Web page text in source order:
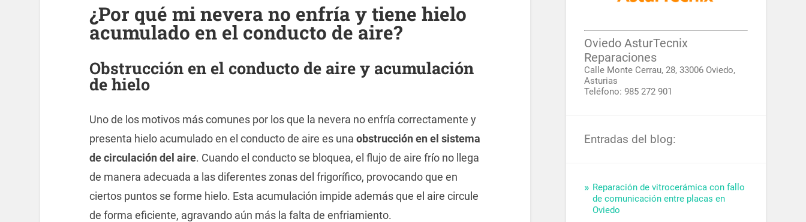
¿Por qué mi nevera no enfría y tiene hielo
acumulado en el conducto de aire?
Obstrucción en el conducto de aire y acumulación
de hielo
Uno de los motivos más comunes por los que la nevera no enfría correctamente y
presenta hielo acumulado en el conducto de aire es una obstrucción en el sistema
de circulación del aire. Cuando el conducto se bloquea, el flujo de aire frío no llega
de manera adecuada a las diferentes zonas del frigorífico, provocando que en
ciertos puntos se forme hielo. Esta acumulación impide además que el aire circule
de forma eficiente, agravando aún más la falta de enfriamiento.
Oviedo AsturTecnix
Reparaciones
Calle Monte Cerrau, 28, 33006 Oviedo,
Asturias
Teléfono: 985 272 901
Entradas del blog:
Reparación de vitrocerámica con fallo
de comunicación entre placas en
Oviedo